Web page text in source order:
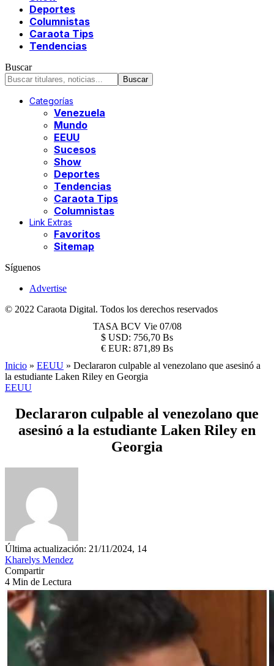
Deportes
Columnistas
Caraota Tips
Tendencias
Buscar
Categorías
Venezuela
Mundo
EEUU
Sucesos
Show
Deportes
Tendencias
Caraota Tips
Columnistas
Link Extras
Favoritos
Sitemap
Síguenos
Advertise
© 2022 Caraota Digital. Todos los derechos reservados
TASA BCV Vie 07/08
$ USD: 756,70 Bs
€ EUR: 871,89 Bs
Inicio » EEUU » Declararon culpable al venezolano que asesinó a
la estudiante Laken Riley en Georgia
EEUU
Declararon culpable al venezolano que
asesinó a la estudiante Laken Riley en
Georgia
Última actualización: 21/11/2024, 14
Kharelys Mendez
Compartir
4 Min de Lectura